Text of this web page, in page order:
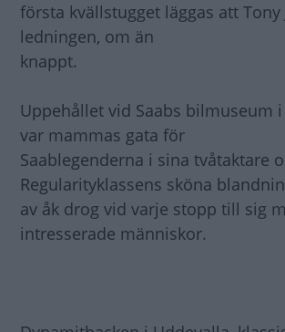
första kvällstugget läggas att Tony
ledningen, om än
knappt.
Uppehållet vid Saabs bilmuseum
var mammas gata för
Saablegenderna i sina tvåtaktare
Regularityklassens sköna
av åk drog vid varje stopp till sig
intresserade människor.